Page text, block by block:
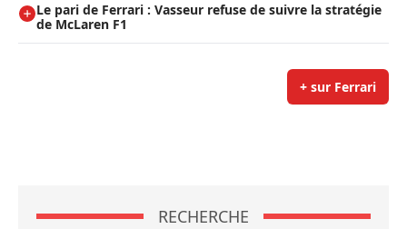
Le pari de Ferrari : Vasseur refuse de suivre la stratégie
de McLaren F1
+ sur Ferrari
RECHERCHE